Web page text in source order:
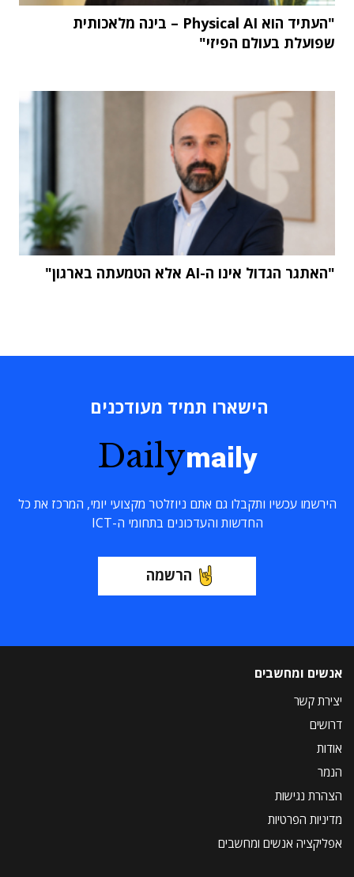
"העתיד הוא Physical AI – בינה מלאכותית
שפועלת בעולם הפיזי"
"האתגר הגדול אינו ה-AI אלא הטמעתה בארגון"
הישארו תמיד מעודכנים
Dailymaily
הירשמו עכשיו ותקבלו גם אתם ניוזלטר מקצועי יומי, המרכז את כל
החדשות והעדכונים בתחומי ה-ICT
הרשמה
אנשים ומחשבים
יצירת קשר
דרושים
אודות
הנמר
הצהרת נגישות
מדיניות הפרטיות
אפליקציה אנשים ומחשבים